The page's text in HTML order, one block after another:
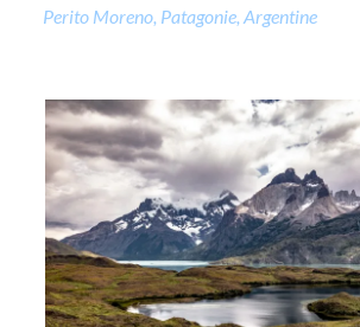
Perito Moreno, Patagonie, Argentine